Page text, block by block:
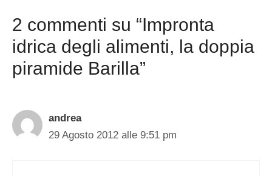
2 commenti su “Impronta
idrica degli alimenti, la doppia
piramide Barilla”
andrea
29 Agosto 2012 alle 9:51 pm